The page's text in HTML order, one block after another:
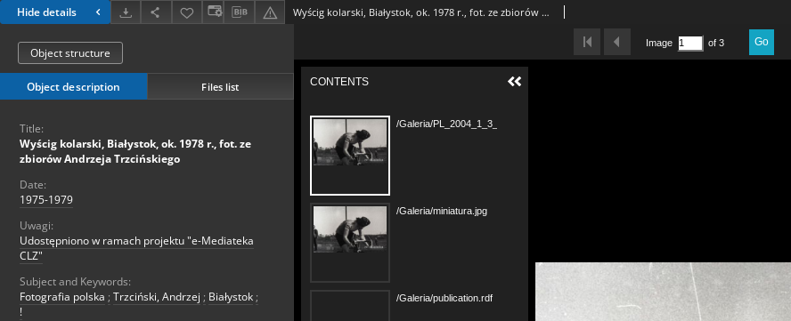
Hide details Wyścig kolarski, Białystok, ok. 1978 r., fot. ze zbiorów Andrzeja Trzcińskiego
Object structure
Object description Files list
Title:
Wyścig kolarski, Białystok, ok. 1978 r., fot. ze
zbiorów Andrzeja Trzcińskiego
Date:
1975-1979
Uwagi:
Udostępniono w ramach projektu "e-Mediateka
CLZ"
Subject and Keywords:
Fotografia polska ; Trzciński, Andrzej ; Białystok ;
!